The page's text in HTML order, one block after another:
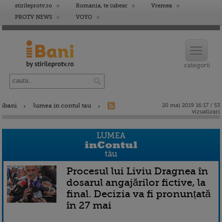
stirileprotv.ro Romania, te iubesc
Vremea
PROTV NEWS
VOYO
ibani lumea in contul tau
20 mai 2019 16:17 / 53
vizualizari
Procesul lui Liviu Dragnea în
dosarul angajărilor fictive, la
final. Decizia va fi pronunțată
în 27 mai